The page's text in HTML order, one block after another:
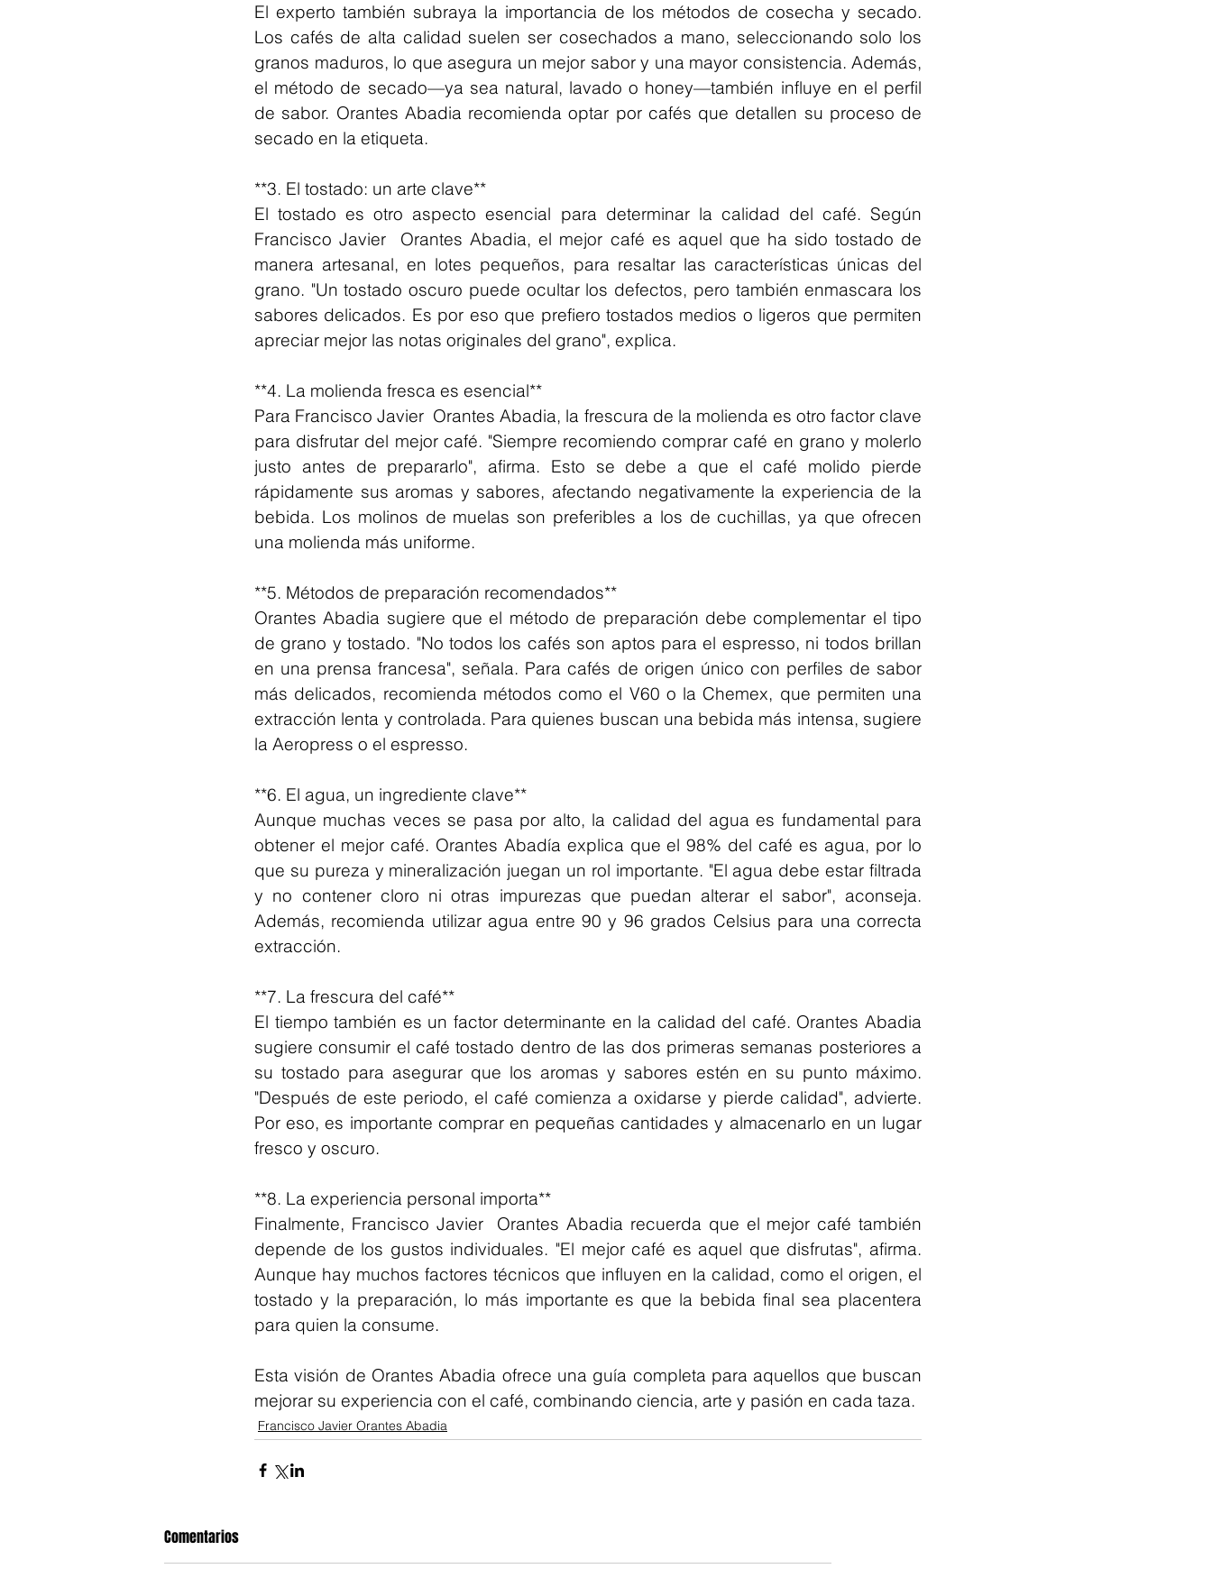
El experto también subraya la importancia de los métodos de cosecha y secado.
Los cafés de alta calidad suelen ser cosechados a mano, seleccionando solo los
granos maduros, lo que asegura un mejor sabor y una mayor consistencia. Además,
el método de secado—ya sea natural, lavado o honey—también influye en el perfil
de sabor. Orantes Abadia recomienda optar por cafés que detallen su proceso de
secado en la etiqueta.
**3. El tostado: un arte clave**
El tostado es otro aspecto esencial para determinar la calidad del café. Según
Francisco Javier  Orantes Abadia, el mejor café es aquel que ha sido tostado de
manera artesanal, en lotes pequeños, para resaltar las características únicas del
grano. "Un tostado oscuro puede ocultar los defectos, pero también enmascara los
sabores delicados. Es por eso que prefiero tostados medios o ligeros que permiten
apreciar mejor las notas originales del grano", explica.
**4. La molienda fresca es esencial**
Para Francisco Javier  Orantes Abadia, la frescura de la molienda es otro factor clave
para disfrutar del mejor café. "Siempre recomiendo comprar café en grano y molerlo
justo antes de prepararlo", afirma. Esto se debe a que el café molido pierde
rápidamente sus aromas y sabores, afectando negativamente la experiencia de la
bebida. Los molinos de muelas son preferibles a los de cuchillas, ya que ofrecen
una molienda más uniforme.
**5. Métodos de preparación recomendados**
Orantes Abadia sugiere que el método de preparación debe complementar el tipo
de grano y tostado. "No todos los cafés son aptos para el espresso, ni todos brillan
en una prensa francesa", señala. Para cafés de origen único con perfiles de sabor
más delicados, recomienda métodos como el V60 o la Chemex, que permiten una
extracción lenta y controlada. Para quienes buscan una bebida más intensa, sugiere
la Aeropress o el espresso.
**6. El agua, un ingrediente clave**
Aunque muchas veces se pasa por alto, la calidad del agua es fundamental para
obtener el mejor café. Orantes Abadía explica que el 98% del café es agua, por lo
que su pureza y mineralización juegan un rol importante. "El agua debe estar filtrada
y no contener cloro ni otras impurezas que puedan alterar el sabor", aconseja.
Además, recomienda utilizar agua entre 90 y 96 grados Celsius para una correcta
extracción.
**7. La frescura del café**
El tiempo también es un factor determinante en la calidad del café. Orantes Abadia
sugiere consumir el café tostado dentro de las dos primeras semanas posteriores a
su tostado para asegurar que los aromas y sabores estén en su punto máximo.
"Después de este periodo, el café comienza a oxidarse y pierde calidad", advierte.
Por eso, es importante comprar en pequeñas cantidades y almacenarlo en un lugar
fresco y oscuro.
**8. La experiencia personal importa**
Finalmente, Francisco Javier  Orantes Abadia recuerda que el mejor café también
depende de los gustos individuales. "El mejor café es aquel que disfrutas", afirma.
Aunque hay muchos factores técnicos que influyen en la calidad, como el origen, el
tostado y la preparación, lo más importante es que la bebida final sea placentera
para quien la consume.
Esta visión de Orantes Abadia ofrece una guía completa para aquellos que buscan
mejorar su experiencia con el café, combinando ciencia, arte y pasión en cada taza.
Francisco Javier Orantes Abadia
Comentarios